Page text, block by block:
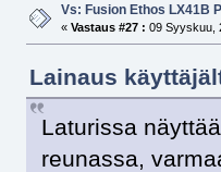
Vs: Fusion Ethos LX41B
« Vastaus #27 : 09 Syyskuu,
Lainaus
Laturissa
reunassa,